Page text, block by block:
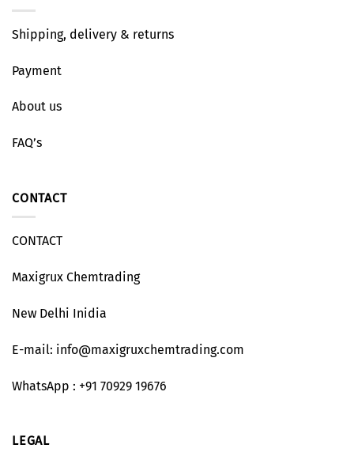
Shipping, delivery & returns
Payment
About us
FAQ’s
CONTACT
CONTACT
Maxigrux Chemtrading
New Delhi Inidia
E-mail: info@maxigruxchemtrading.com
WhatsApp : +91 70929 19676
LEGAL